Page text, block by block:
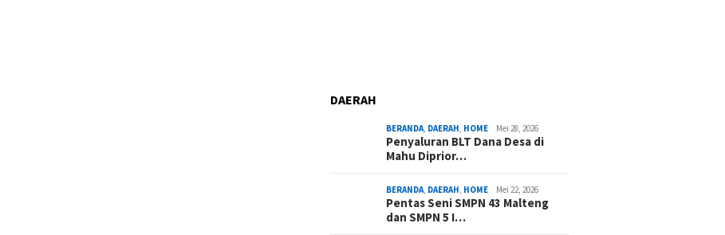
DAERAH
BERANDA, DAERAH, HOME Mei 28, 2026
Penyaluran BLT Dana Desa di
Mahu Diprior…
BERANDA, DAERAH, HOME Mei 22, 2026
Pentas Seni SMPN 43 Malteng
dan SMPN 5 I…